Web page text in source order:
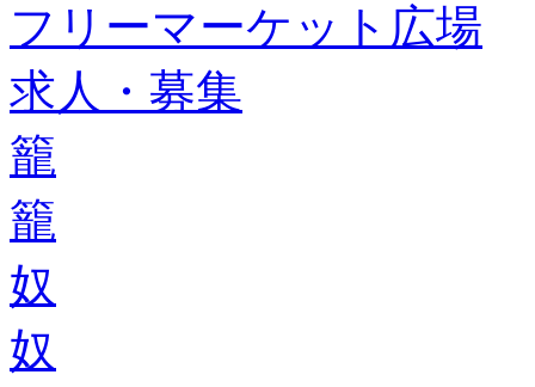
フリーマーケット広場
求人・募集
籠
籠
奴
奴